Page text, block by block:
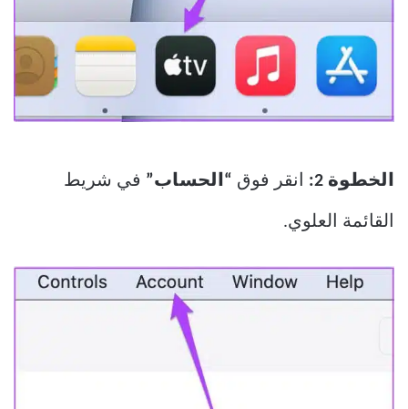
الخطوة 2: انقر فوق “الحساب” في شريط
القائمة العلوي.